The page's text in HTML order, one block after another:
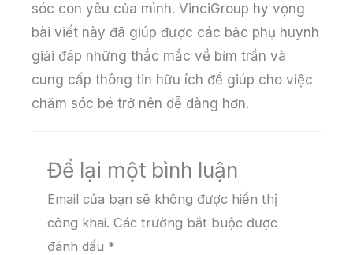
sóc con yêu của mình. VinciGroup hy vọng
bài viết này đã giúp được các bậc phụ huynh
giải đáp những thắc mắc về bỉm trần và
cung cấp thông tin hữu ích để giúp cho việc
chăm sóc bé trở nên dễ dàng hơn.
Để lại một bình luận
Email của bạn sẽ không được hiển thị
công khai. Các trường bắt buộc được
đánh dấu *